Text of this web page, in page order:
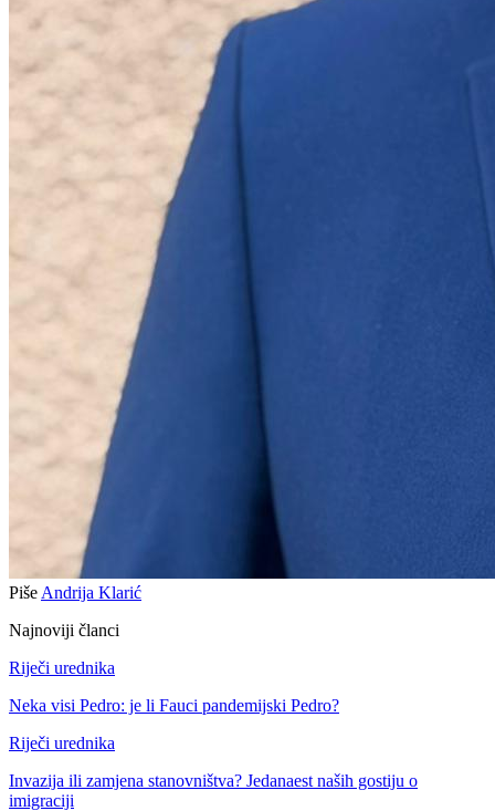
Piše Andrija Klarić
Najnoviji članci
Riječi urednika
Neka visi Pedro: je li Fauci pandemijski Pedro?
Riječi urednika
Invazija ili zamjena stanovništva? Jedanaest naših gostiju o
imigraciji